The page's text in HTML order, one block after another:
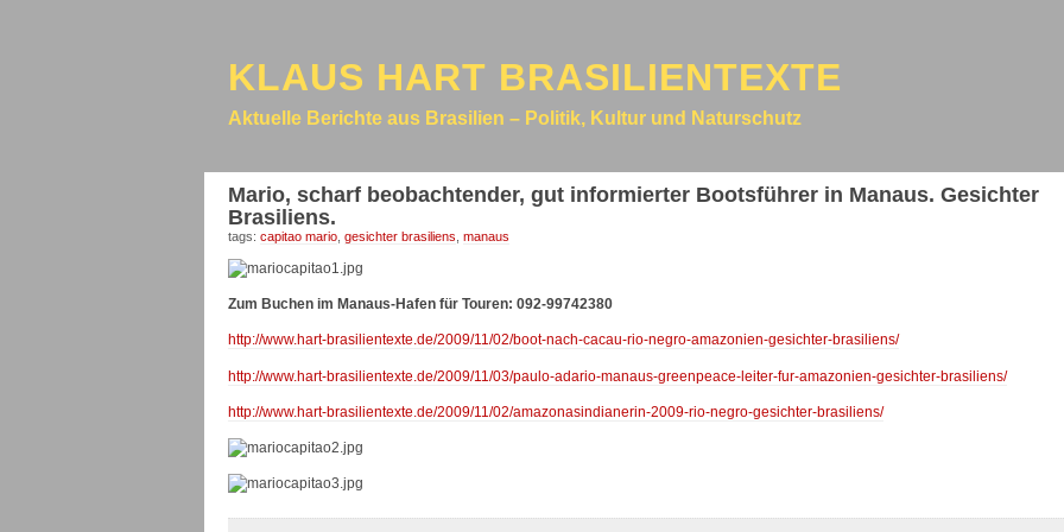
KLAUS HART BRASILIENTEXTE
Aktuelle Berichte aus Brasilien – Politik, Kultur und Naturschutz
Mario, scharf beobachtender, gut informierter Bootsführer in Manaus. Gesichter
Brasiliens.
tags: capitao mario gesichter brasiliens manaus
Zum Buchen im Manaus-Hafen für Touren: 092-99742380
http://www.hart-brasilientexte.de/2009/11/02/boot-nach-cacau-rio-negro-amazonien-gesichter-brasiliens/
http://www.hart-brasilientexte.de/2009/11/03/paulo-adario-manaus-greenpeace-leiter-fur-amazonien-gesichter-brasiliens/
http://www.hart-brasilientexte.de/2009/11/02/amazonasindianerin-2009-rio-negro-gesichter-brasiliens/